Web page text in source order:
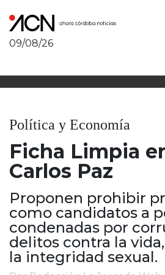
09/08/26
Política y
Córdoba
Córdoba, la
Ambiente y
Deportes
Córdoba
Córdoba
Nacionales
Humor
Córdoba, la
Villa María y
San Francisco y
Traslasierra
Punilla / Carlos
Alta Gracia
Marcos
Río
Valle de
Jesús María y
Política y Economía
Ficha Limpia
Carlos Paz
Proponen prohibir
como candidatos a
condenadas por
delitos contra la
la integridad sexual.